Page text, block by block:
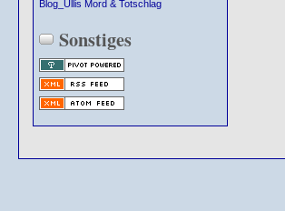
Blog_Ullis Mord & Totschlag
Sonstiges